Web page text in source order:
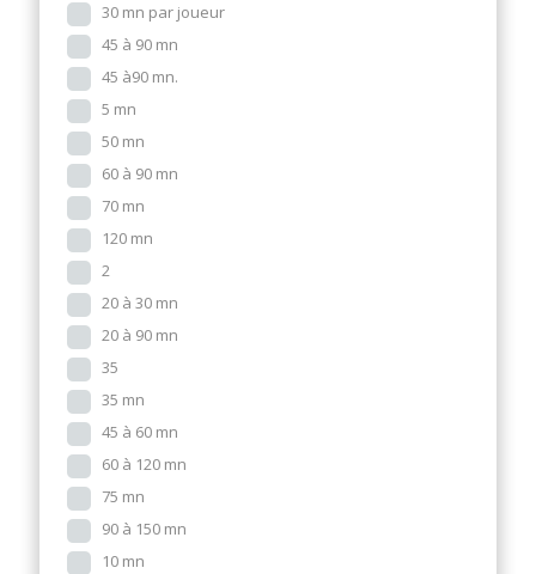
30 mn par joueur
45 à 90 mn
45 à90 mn.
5 mn
50 mn
60 à 90 mn
70 mn
120 mn
2
20 à 30 mn
20 à 90 mn
35
35 mn
45 à 60 mn
60 à 120 mn
75 mn
90 à 150 mn
10 mn